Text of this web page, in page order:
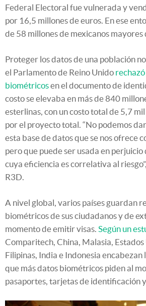
Federal Electoral fue vulnerada y
por 16,5 millones de euros. En ese
de 58 millones de mexicanos mayores
Proteger los datos de una población
el Parlamento de Reino Unido
biométricosen el documento de
costo se elevaba en más de 840
esterlinas, con un costo total de 5,7
por el proyecto total. “No podemos
esta base de datos que se nos ofrece
pero que puede ser usada en perjuicio
cuya eficiencia es correlativa al
R3D.
A nivel global, varios países guardan
biométricos de sus ciudadanos y de
momento de emitir visas. Según un
Comparitech, China, Malasia, Estados
Filipinas, India e Indonesia encabezan
que más datos biométricos piden al
pasaportes, tarjetas de identificación